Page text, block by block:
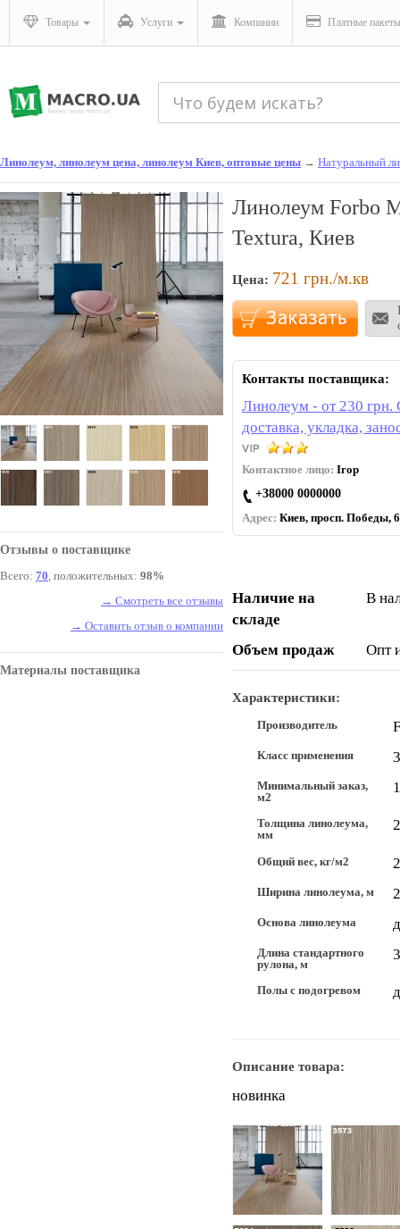
Товары Услуги Компании Платные пакеты
Линолеум, линолеум цена, линолеум Киев, оптовые цены → Натуральный
Отзывы о поставщике
Всего: 70, положительных: 98%
→ Смотреть все отзывы
→ Оставить отзыв о компании
Материалы поставщика
Линолеум Forbo
Textura, Киев
Цена: 721 грн./м.кв
Контакты поставщика:
Линолеум - от 230 грн.
доставка, укладка,
Контактное лицо: Ігор
+38000 0000000
Адрес: Киев, просп. Победы,
Наличие на
складе
В
Объем продаж Опт
Характеристики:
Производитель
Класс применения
Минимальный заказ,
м2
Толщина линолеума,
мм
Общий вес, кг/м2
Ширина линолеума, м 2
Основа линолеума
Длина стандартного
рулона, м
Полы с подогревом
Описание товара:
новинка